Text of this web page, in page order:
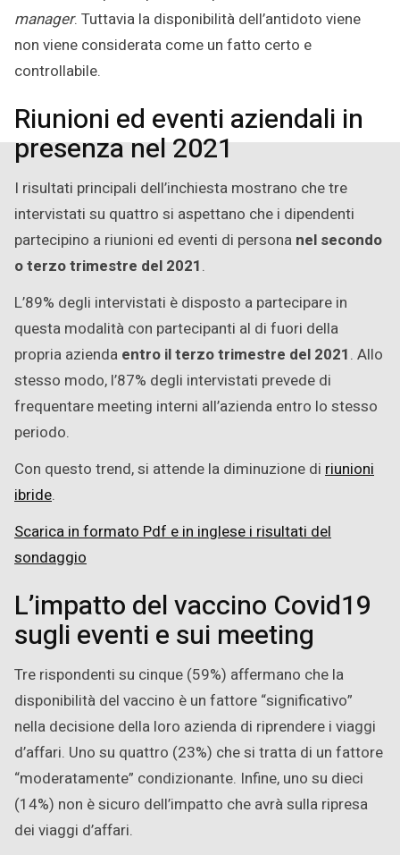
manager. Tuttavia la disponibilità dell’antidoto viene
non viene considerata come un fatto certo e
controllabile.
Riunioni ed eventi aziendali in
presenza nel 2021
I risultati principali dell’inchiesta mostrano che tre
intervistati su quattro si aspettano che i dipendenti
partecipino a riunioni ed eventi di persona nel secondo
o terzo trimestre del 2021.
L’89% degli intervistati è disposto a partecipare in
questa modalità con partecipanti al di fuori della
propria azienda entro il terzo trimestre del 2021. Allo
stesso modo, l’87% degli intervistati prevede di
frequentare meeting interni all’azienda entro lo stesso
periodo.
Con questo trend, si attende la diminuzione di riunioni
ibride.
Scarica in formato Pdf e in inglese i risultati del
sondaggio
L’impatto del vaccino Covid19
sugli eventi e sui meeting
Tre rispondenti su cinque (59%) affermano che la
disponibilità del vaccino è un fattore “significativo”
nella decisione della loro azienda di riprendere i viaggi
d’affari. Uno su quattro (23%) che si tratta di un fattore
“moderatamente” condizionante. Infine, uno su dieci
(14%) non è sicuro dell’impatto che avrà sulla ripresa
dei viaggi d’affari.